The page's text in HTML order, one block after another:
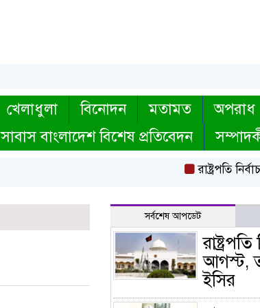
খেলাধুলা বিনোদন মতামত অপরাধ
সাবাস বাংলাদেশ বিশেষ প্রতিবেদন
রাষ্ট্রপতি
সর্বশেষ আপডেট
আগস্ট,
ইসির